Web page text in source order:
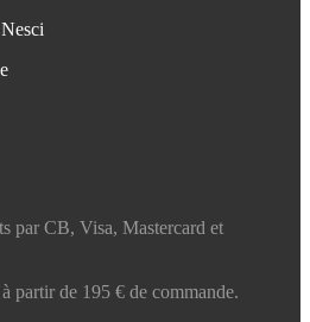
par CB, Visa, Mastercard et
partir de 195 € de commande.